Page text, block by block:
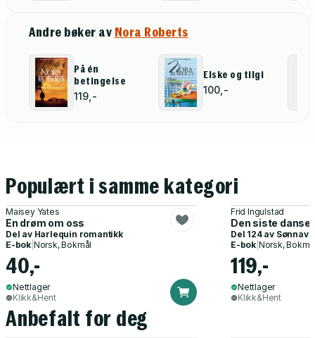
Andre bøker av Nora Roberts
På én
betingelse
119,-
Elske og tilgi
100,-
Populært i samme kategori
Maisey Yates
En drøm om oss
Del av Harlequin romantikk
E-bok Norsk, Bokmål
40,-
Nettlager
Klikk&Hent
Frid Ingulstad
Den siste
Del 124 av
E-bok| Norsk,
119,-
Nettlager
Klikk&Hent
Anbefalt for deg